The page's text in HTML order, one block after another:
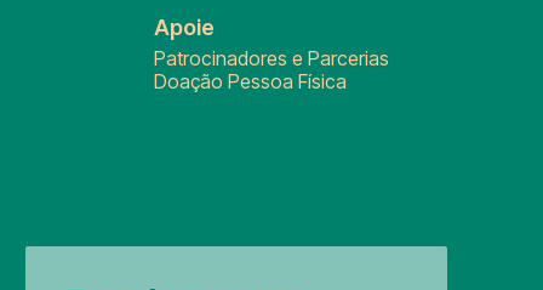
Apoie
Patrocinadores e Parcerias
Doação Pessoa Física